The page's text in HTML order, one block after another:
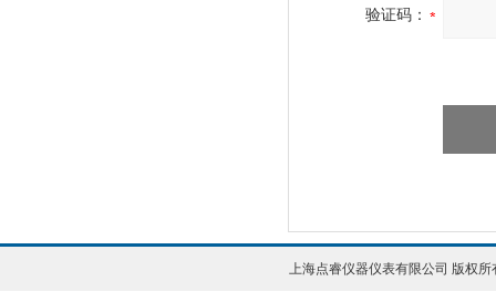
验证码：
上海点睿仪器仪表有限公司 版权